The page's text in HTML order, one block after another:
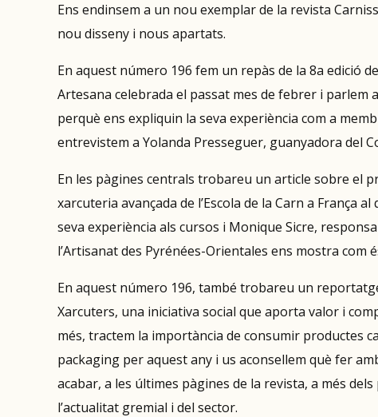
Ens endinsem a un nou exemplar de la revista
nou disseny i nous apartats.
En aquest número 196 fem un repàs de la 8a edició
Artesana celebrada el passat mes de febrer i parlem
perquè ens expliquin la seva experiència com a
entrevistem a Yolanda Presseguer, guanyadora del
En les pàgines centrals trobareu un article sobre el
xarcuteria avançada de l’Escola de la Carn a França
seva experiència als cursos i Monique Sicre,
l’Artisanat des Pyrénées-Orientales ens mostra com
En aquest número 196, també trobareu un
Xarcuters, una iniciativa social que aporta valor i
més, tractem la importància de consumir productes
packaging per aquest any i us aconsellem què fer
acabar, a les últimes pàgines de la revista, a més
l’actualitat gremial i del sector.